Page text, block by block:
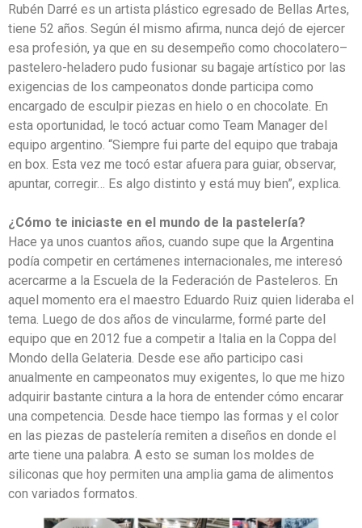
Rubén Darré es un artista plástico egresado de Bellas Artes,
tiene 52 años. Según él mismo afirma, nunca dejó de ejercer
esa profesión, ya que en su desempeño como chocolatero–
pastelero-heladero pudo fusionar su bagaje artístico por las
exigencias de los campeonatos donde participa como
encargado de esculpir piezas en hielo o en chocolate. En
esta oportunidad, le tocó actuar como Team Manager del
equipo argentino. “Siempre fui parte del equipo que trabaja
en box. Esta vez me tocó estar afuera para guiar, observar,
apuntar, corregir… Es algo distinto y está muy bien”, explica.
¿Cómo te iniciaste en el mundo de la pastelería?
Hace ya unos cuantos años, cuando supe que la Argentina
podía competir en certámenes internacionales, me interesó
acercarme a la Escuela de la Federación de Pasteleros. En
aquel momento era el maestro Eduardo Ruiz quien lideraba el
tema. Luego de dos años de vincularme, formé parte del
equipo que en 2012 fue a competir a Italia en la Coppa del
Mondo della Gelateria. Desde ese año participo casi
anualmente en campeonatos muy exigentes, lo que me hizo
adquirir bastante cintura a la hora de entender cómo encarar
una competencia. Desde hace tiempo las formas y el color
en las piezas de pastelería remiten a diseños en donde el
arte tiene una palabra. A esto se suman los moldes de
siliconas que hoy permiten una amplia gama de alimentos
con variados formatos.